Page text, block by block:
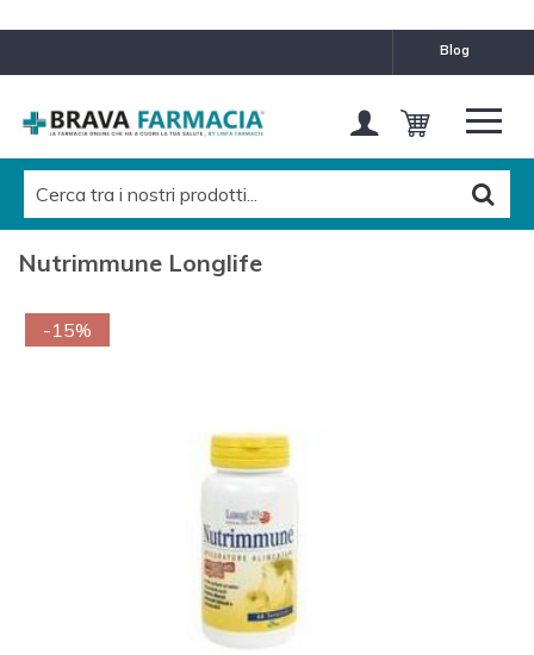
blog
Nutrimmune Longlife
-15%